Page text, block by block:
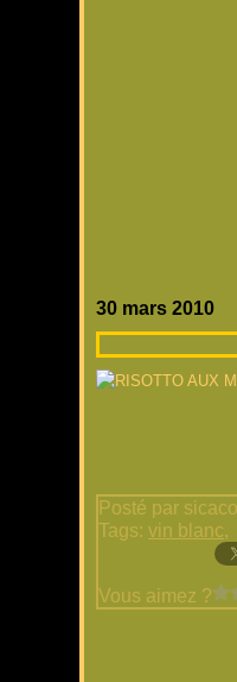
30 mars 2010
Posté par
Tags:vin blanc,
Vous aimez ?